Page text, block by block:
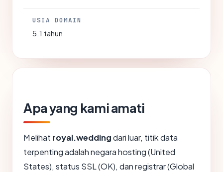
USIA DOMAIN
5.1 tahun
Apa yang kami amati
Melihat royal.weddingdari luar, titik data
terpenting adalah negara hosting (United
States), status SSL (OK), dan registrar (Global